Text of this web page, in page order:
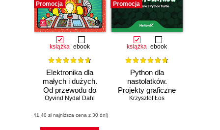
Promocja
książka ebook
Elektronika dla
małych i dużych.
Od przewodu do
obwodu
Oyvind Nydal Dahl
(41,40 zł najniższa cena z 30 dni)
Promocja
książka ebook
Python dla
nastolatków.
Projekty graficzne
z Python Turtle
Krzysztof Łos